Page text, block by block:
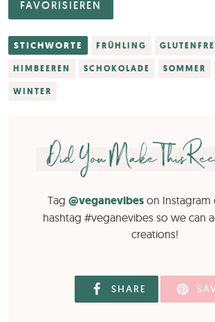
FAVORISIEREN
STICHWORTE FRÜHLING
HIMBEEREN SCHOKOLADE SOMMER
WINTER
Did You Make This
Tag @veganevibeson Instagram
hashtag #veganevibes so we can
creations!
SHARE